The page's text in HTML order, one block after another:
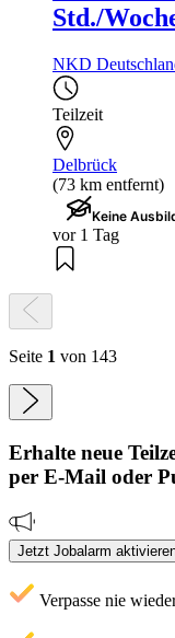
Std./
NKD
Teilzeit
Delbrück
(73 km entfernt)
Keine
vor 1 Tag
Seite 1 von 143
Erhalte neue
per E-Mail oder
Jetzt Jobalarm
Verpasse nie